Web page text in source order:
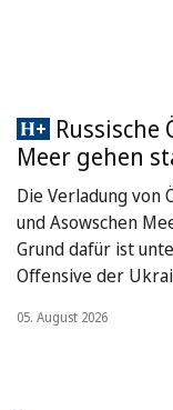
Meer gehen
Die Verladung von
und Asowschen
Grund dafür ist
Offensive der
05. August 2026